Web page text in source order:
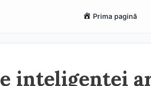
Prima pagină
inteligenței